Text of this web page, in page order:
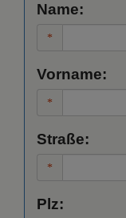
Name:
Vorname:
Straße:
Plz: